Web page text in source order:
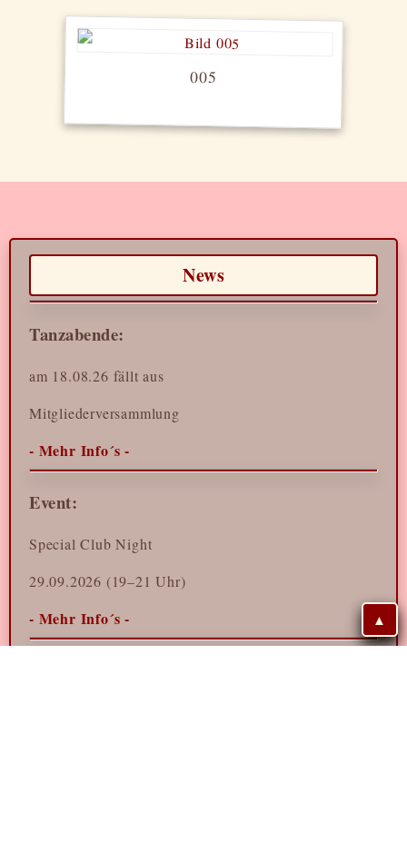
005
▲
News
Tanzabende:
am 18.08.26 fällt aus
Mitgliederversammlung
- Mehr Info´s -
Event:
Special Club Night
29.09.2026 (19–21 Uhr)
- Mehr Info´s -